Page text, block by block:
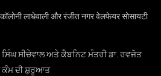
लाधेवाली और रंजीत नगर वेलफेयर सोसायटी
ਸੀਚੇਵਾਲ ਅਤੇ ਕੈਬਨਿਟ ਮੰਤਰੀ ਡਾ. ਰਵਜੋਤ
ਕੰਮ ਦੀ ਸ਼ੁਰੂਆਤ